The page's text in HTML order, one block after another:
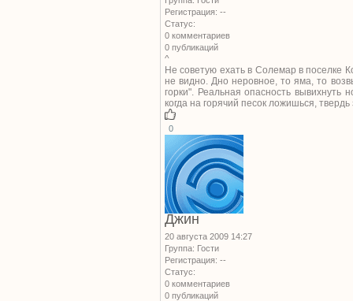
Регистрация: --
Статус:
0 комментариев
0 публикаций
^
Не советую ехать в Солемар в поселке
не видно. Дно неровное, то яма, то
горки". Реальная опасность вывихнуть
когда на горячий песок ложишься,
0
Джин
20 августа 2009 14:27
Группа: Гости
Регистрация: --
Статус:
0 комментариев
0 публикаций